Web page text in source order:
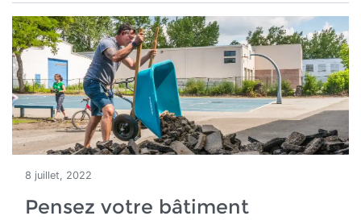
8 juillet, 2022
Pensez votre bâtiment